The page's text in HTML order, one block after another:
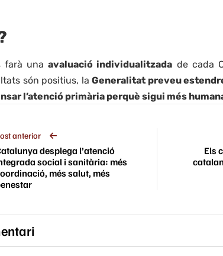
farà unaavaluació individualitzada de cada
són positius, laGeneralitat preveu
l’atenció primària perquè sigui més
anterior
desplega l’atenció
social i sanitària: més
més salut, més
Els